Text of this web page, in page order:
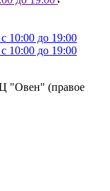
10:00 до 19:00
10:00 до 19:00
"Овен" (правое